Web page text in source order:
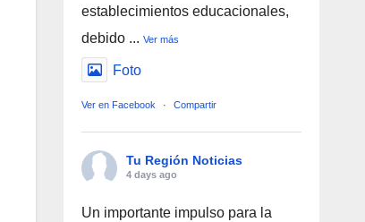
establecimientos educacionales,
debido ... Ver más
Foto
Ver en Facebook · Compartir
Tu Región Noticias
4 days ago
Un importante impulso para la